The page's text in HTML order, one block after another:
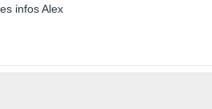
infos Alex